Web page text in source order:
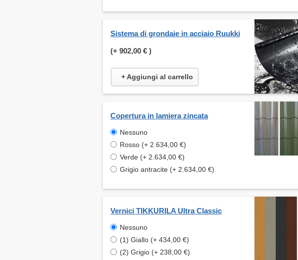
Sistema di grondaie in acciaio Ruukki
(+ 902,00 € )
+ Aggiungi al carrello
Copertura in lamiera zincata
Nessuno
Rosso (+ 2.634,00 €)
Verde (+ 2.634,00 €)
Grigio antracite (+ 2.634,00 €)
Vernici TIKKURILA Ultra Classic
Nessuno
(1) Giallo (+ 434,00 €)
(2) Grigio (+ 238,00 €)